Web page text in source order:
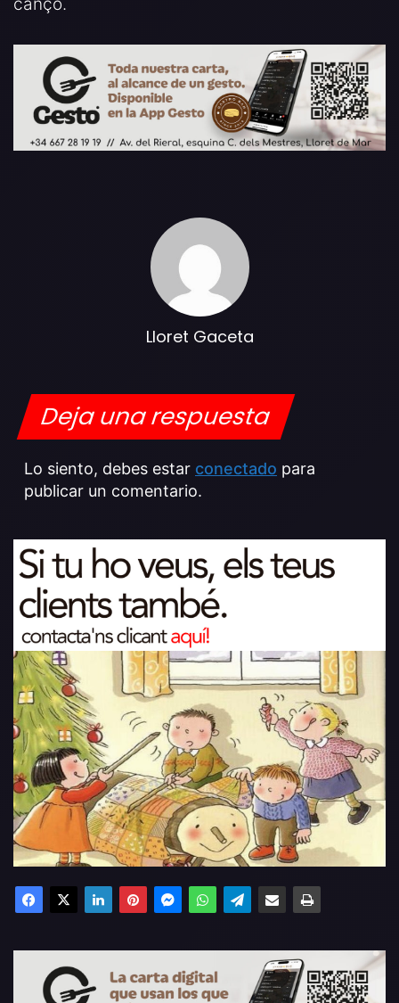
Lloret Gaceta
Deja una respuesta
Lo siento, debes estar conectado para
publicar un comentario.
Facebook
X LinkedInPinterestMessengerWhatsAppTelegramCompartir por email Imprimir